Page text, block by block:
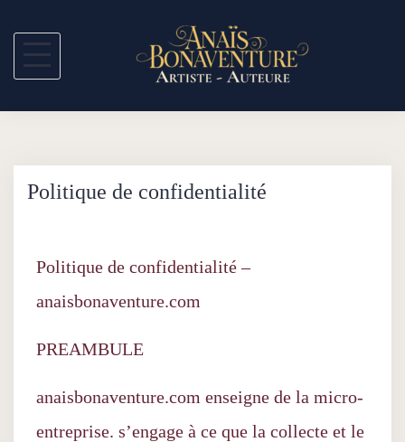
Politique de confidentialité
Politique de confidentialité –
anaisbonaventure.com
PREAMBULE
anaisbonaventure.com enseigne de la micro-
entreprise. s’engage à ce que la collecte et le